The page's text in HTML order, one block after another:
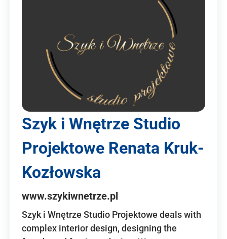
Szyk i Wnętrze Studio
Projektowe Renata Kruk-
Kozłowska
www.szykiwnetrze.pl
Szyk i Wnętrze Studio Projektowe deals with
complex interior design, designing the